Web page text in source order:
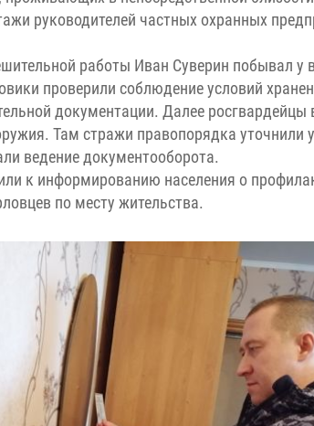
руководителей частных охранных
работы Иван Суверин побывал у
проверили соблюдение условий
документации. Далее росгвардейцы
Там стражи правопорядка уточнили
ведение документооборота.
к информированию населения о
по месту жительства.